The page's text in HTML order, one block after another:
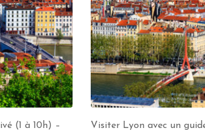
(1 à 10h) –
Visiter Lyon avec un